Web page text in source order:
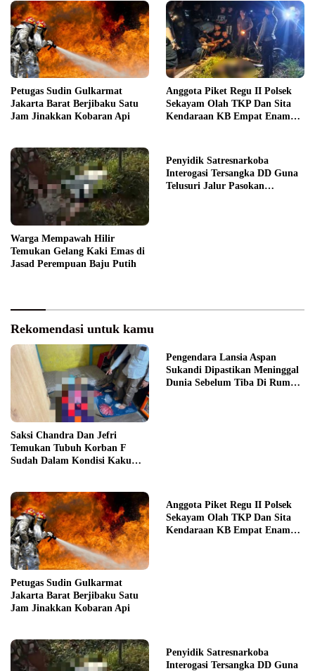
Petugas Sudin Gulkarmat
Jakarta Barat Berjibaku Satu
Jam Jinakkan Kobaran Api
Anggota Piket Regu II Polsek
Sekayam Olah TKP Dan Sita
Kendaraan KB Empat Enam
Warga Mempawah Hilir
Temukan Gelang Kaki Emas di
Jasad Perempuan Baju Putih
Penyidik Satresnarkoba
Interogasi Tersangka DD Guna
Telusuri Jalur Pasokan
Rekomendasi untuk kamu
Saksi Chandra Dan Jefri
Temukan Tubuh Korban F
Sudah Dalam Kondisi Kaku
Pengendara Lansia Aspan
Sukandi Dipastikan Meninggal
Dunia Sebelum Tiba Di Rumah
Petugas Sudin Gulkarmat
Jakarta Barat Berjibaku Satu
Jam Jinakkan Kobaran Api
Anggota Piket Regu II Polsek
Sekayam Olah TKP Dan Sita
Kendaraan KB Empat Enam
Penyidik Satresnarkoba
Interogasi Tersangka DD Guna